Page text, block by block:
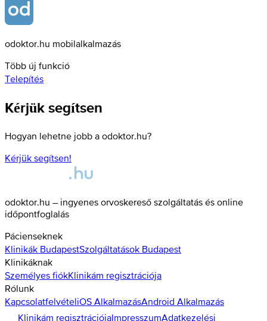
odoktor.hu mobilalkalmazás
Több új funkció
Telepítés
Kérjük segítsen
Hogyan lehetne jobb a odoktor.hu?
Kérjük segítsen!
odoktor.hu – ingyenes orvoskereső szolgáltatás és online
időpontfoglalás
Pácienseknek
Klinikák BudapestSzolgáltatások Budapest
Klinikáknak
Személyes fiókKlinikám regisztrációja
Rólunk
KapcsolatfelvételiOS AlkalmazásAndroid Alkalmazás
Klinikám regisztrációjaImpresszumAdatkezelési